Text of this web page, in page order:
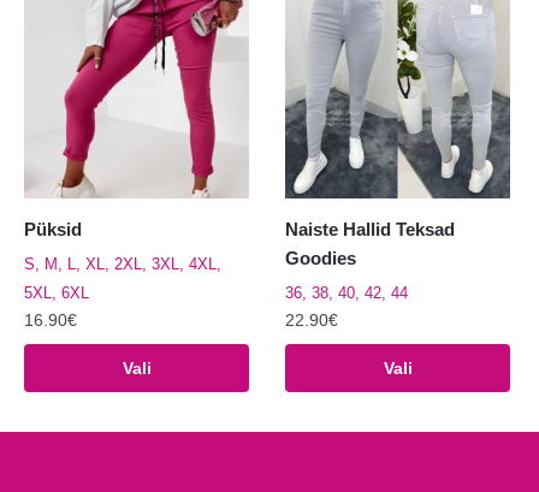
tootelehel.
varianti.
Valikuid
teha
tootelehel.
Püksid
S, M, L, XL, 2XL, 3XL, 4XL,
5XL, 6XL
16.90€
Vali
tootel
Naiste Hallid Teksad
Goodies
36, 38, 40, 42, 44
22.90€
Vali
tootel